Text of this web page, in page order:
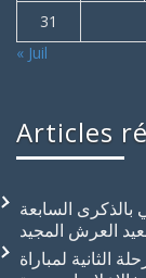
31
« Juil
Articles
بالذكرى السابعة
العرش المجيد
الثانية لمباراة